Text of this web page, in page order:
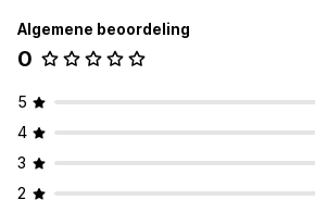
Algemene beoordeling
0
5
4
3
2